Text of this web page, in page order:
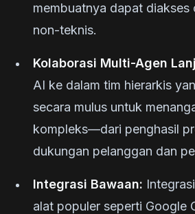
membuatnya dapat diakses
non-teknis.
Kolaborasi Multi-Agen
AI ke dalam tim hierarkis
secara mulus untuk
kompleks—dari penghasil
dukungan pelanggan dan
Integrasi Bawaan:
alat populer seperti Google